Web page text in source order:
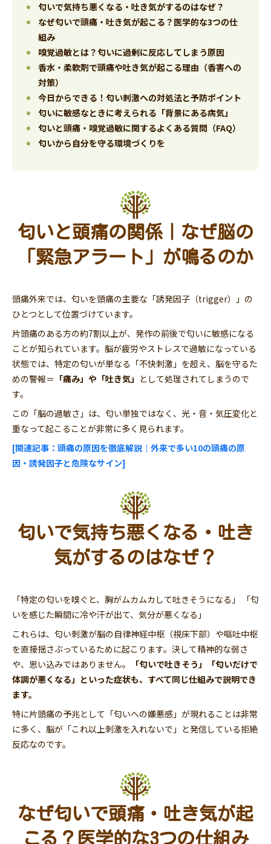
匂いで気持ち悪くなる・吐き気がするのはなぜ？
なぜ匂いで頭痛・吐き気が起こる？医学的な3つの仕
組み
嗅覚過敏とは？匂いに過剰に反応してしまう原因
香水・柔軟剤で頭痛や吐き気が起こる理由（香害への
対策）
今日からできる！匂い刺激への対処法と予防ポイント
匂いに敏感なときに考えられる「背景にある病気」
匂いと頭痛・嗅覚過敏に関するよくある質問（FAQ）
匂いから自分を守る環境づくりを
匂いと頭痛の関係｜なぜ脳の
「緊急アラート」が鳴るのか
頭痛外来では、匂いを頭痛の主要な「誘発因子（trigger）」の
ひとつとして位置づけています。
片頭痛のある方の約7割以上が、発作の前後で匂いに敏感になる
ことが知られています。脳が疲労やストレスで過敏になっている
状態では、特定の匂いが単なる「不快刺激」を超え、脳を守るた
めの警報＝ 「痛み」や「吐き気」 として処理されてしまうので
す。
この「脳の過敏さ」は、匂い単独ではなく、光・音・気圧変化と
重なって起こることが非常に多く見られます。
[関連記事：頭痛の原因を徹底解説｜外来で多い10の頭痛の原
因・誘発因子と危険なサイン]
匂いで気持ち悪くなる・吐き
気がするのはなぜ？
「特定の匂いを嗅ぐと、胸がムカムカして吐きそうになる」 「匂
いを感じた瞬間に冷や汗が出て、気分が悪くなる」
これらは、匂い刺激が脳の自律神経中枢（視床下部）や嘔吐中枢
を直接揺さぶっているために起こります。決して精神的な弱さ
や、思い込みではありません。
「匂いで吐きそう」「匂いだけで
体調が悪くなる」といった症状も、すべて同じ仕組みで説明でき
ます。
特に片頭痛の予兆として「匂いへの嫌悪感」が現れることは非常
に多く、脳が「これ以上刺激を入れないで」と発信している拒絶
反応なのです。
なぜ匂いで頭痛・吐き気が起
こる？医学的な3つの仕組み